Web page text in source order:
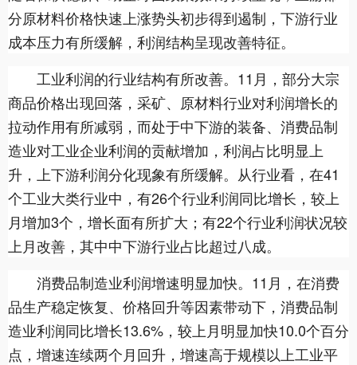
分原材料价格快速上涨势头初步得到遏制，下游行业
成本压力有所缓解，利润结构呈现改善特征。
工业利润的行业结构有所改善。11月，部分大宗
商品价格出现回落，采矿、原材料行业对利润增长的
拉动作用有所减弱，而处于中下游的装备、消费品制
造业对工业企业利润的贡献增加，利润占比明显上
升，上下游利润分化现象有所缓解。从行业看，在41
个工业大类行业中，有26个行业利润同比增长，较上
月增加3个，增长面有所扩大；有22个行业利润状况较
上月改善，其中中下游行业占比超过八成。
消费品制造业利润增速明显加快。11月，在消费
品生产稳定恢复、价格回升等因素带动下，消费品制
造业利润同比增长13.6%，较上月明显加快10.0个百分
点，增速连续两个月回升，增速高于规模以上工业平